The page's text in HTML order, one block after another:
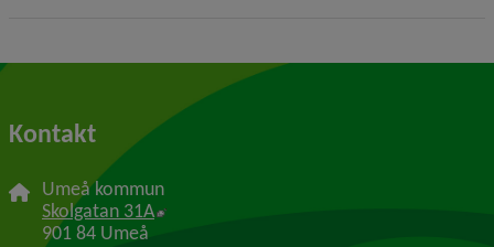
Kontakt
Umeå kommun
Skolgatan 31A Länk till annan webbplats, öppnas i nytt
901 84 Umeå